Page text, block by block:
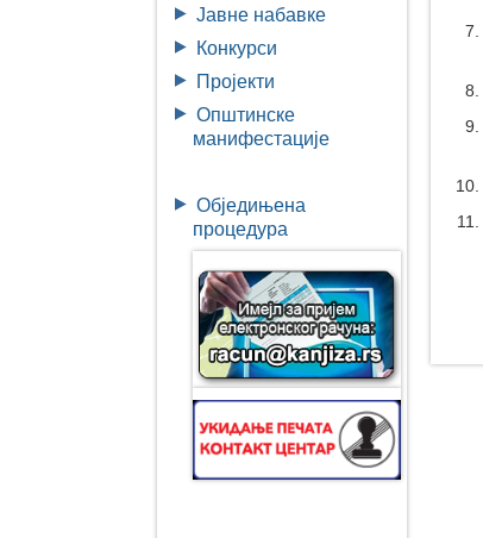
Јавне набавке
Конкурси
Пројекти
Општинске
манифестације
Обједињена
процедура